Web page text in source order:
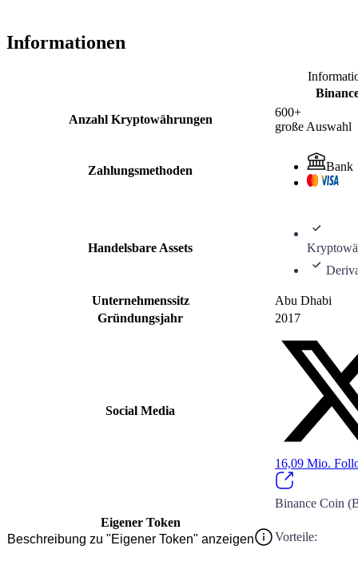
Informationen
Anzahl Kryptowährungen
600+
große Auswahl
Zahlungsmethoden Bank
Handelsbare Assets
Unternehmenssitz
Abu Dhabi
Gründungsjahr
2017
Social Media
16,09 Mio.
Eigener Token
Beschreibung zu "Eigener Token" anzeigen
Binance Coin
Vorteile: